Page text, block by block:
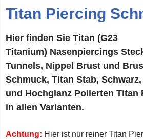
Titan Piercing
Hier finden Sie Titan (G23
Titanium) Nasenpiercings
Tunnels, Nippel Brust und
Schmuck, Titan Stab,
und Hochglanz Polierten Titan
in allen Varianten.
Achtung: Hier ist nur reiner Titan